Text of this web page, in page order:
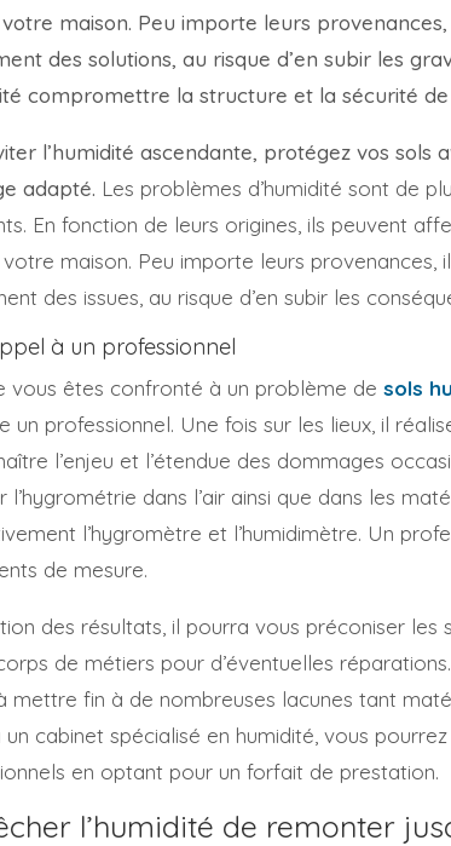
maison. Peu importe leurs
des solutions, au risque d’en subir les
compromettre la structure et la sécurité
l’humidité ascendante, protégez vos sols
adapté. Les problèmes d’humidité sont de
En fonction de leurs origines, ils peuvent
maison. Peu importe leurs provenances,
des issues, au risque d’en subir les
à un professionnel
vous êtes confronté à un problème desols
un professionnel. Une fois sur les lieux, il
l’enjeu et l’étendue des dommages
l’hygrométrie dans l’air ainsi que dans les
l’hygromètre et l’humidimètre. Un
de mesure.
des résultats, il pourra vous préconiser les
de métiers pour d’éventuelles
mettre fin à de nombreuses lacunes tant
un cabinet spécialisé en humidité, vous
en optant pour un forfait de prestation.
l’humidité de remonter